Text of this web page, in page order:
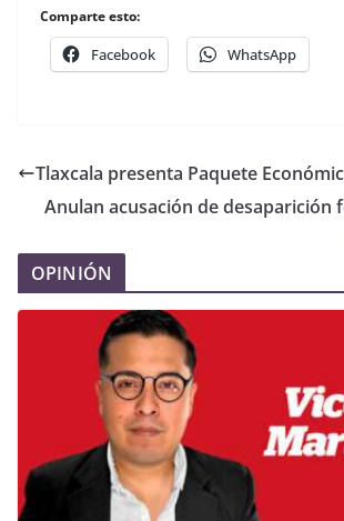
Comparte esto:
Facebook WhatsApp
Tlaxcala presenta Paquete
Anulan acusación de desaparición
OPINIÓN